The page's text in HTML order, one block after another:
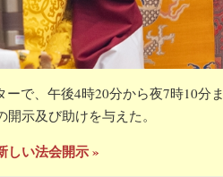
で、午後4時20分から夜7時10分ま
示及び助けを与えた。
しい法会開示 »